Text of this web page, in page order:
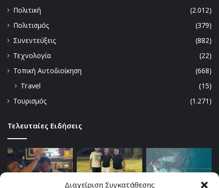
Διαχείριση Συγκατάθεσης
Πολιτική
(2.012)
Πολιτισμός
(379)
Συνεντεύξεις
(882)
Τεχνολογία
(22)
Τοπική Αυτοδιοίκηση
(668)
Travel
(15)
Τουρισμός
(1.271)
Τελευταίες Ειδήσεις